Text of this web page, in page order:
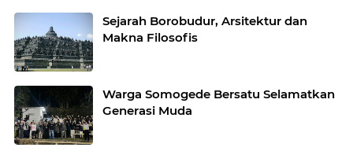
Sejarah Borobudur, Arsitektur dan
Makna Filosofis
Warga Somogede Bersatu Selamatkan
Generasi Muda